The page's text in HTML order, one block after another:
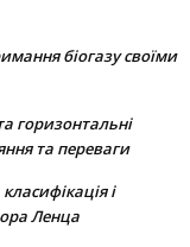
біогазу своїми
горизонтальні
та переваги
і
Ленца